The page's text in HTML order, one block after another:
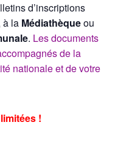
d’inscriptions
à la Médiathèqueou
. Les documents
de la
nationale et de votre
!